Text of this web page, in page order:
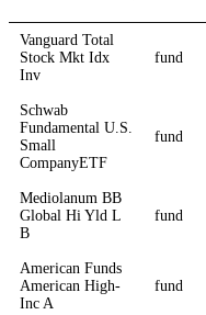
Vanguard Total
Stock Mkt Idx
Inv
fund
Schwab
Fundamental U.S.
Small
CompanyETF
fund
Mediolanum BB
Global Hi Yld L
B
fund
American Funds
American High-
Inc A
fund